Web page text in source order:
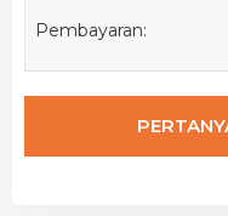
Pembayaran: